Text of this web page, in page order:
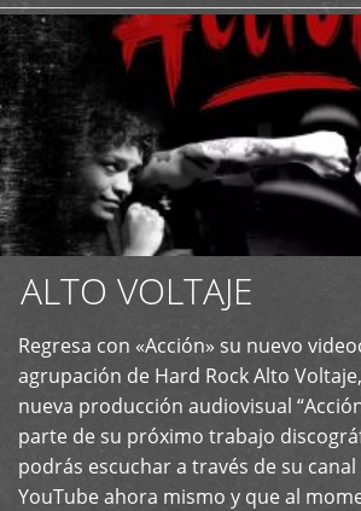
ALTO VOLTAJE
Regresa con «Acción» su nuevo
agrupación de Hard Rock Alto
nueva producción audiovisual
parte de su próximo trabajo
podrás escuchar a través de su
YouTube ahora mismo y que al
+